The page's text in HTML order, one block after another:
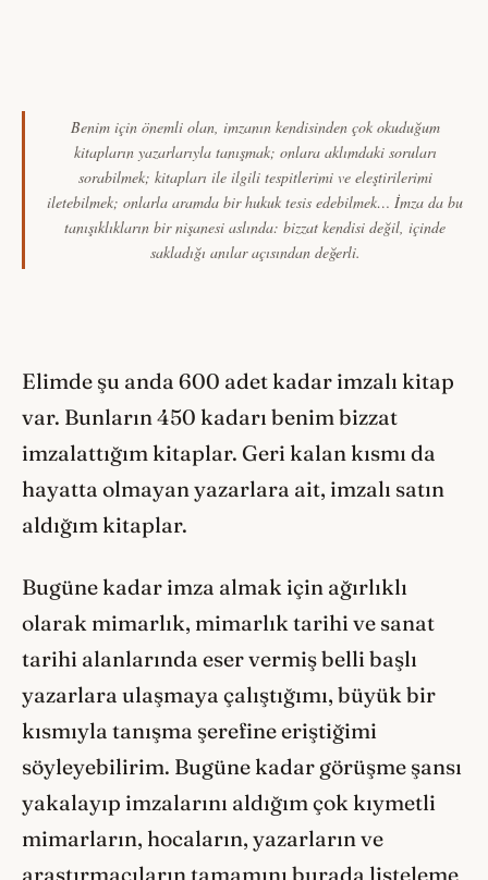
Benim için önemli olan, imzanın kendisinden çok okuduğum
kitapların yazarlarıyla tanışmak; onlara aklımdaki soruları
sorabilmek; kitapları ile ilgili tespitlerimi ve eleştirilerimi
iletebilmek; onlarla aramda bir hukuk tesis edebilmek… İmza da bu
tanışıklıkların bir nişanesi aslında: bizzat kendisi değil, içinde
sakladığı anılar açısından değerli.
Elimde şu anda 600 adet kadar imzalı kitap
var. Bunların 450 kadarı benim bizzat
imzalattığım kitaplar. Geri kalan kısmı da
hayatta olmayan yazarlara ait, imzalı satın
aldığım kitaplar.
Bugüne kadar imza almak için ağırlıklı
olarak mimarlık, mimarlık tarihi ve sanat
tarihi alanlarında eser vermiş belli başlı
yazarlara ulaşmaya çalıştığımı, büyük bir
kısmıyla tanışma şerefine eriştiğimi
söyleyebilirim. Bugüne kadar görüşme şansı
yakalayıp imzalarını aldığım çok kıymetli
mimarların, hocaların, yazarların ve
araştırmacıların tamamını burada listeleme